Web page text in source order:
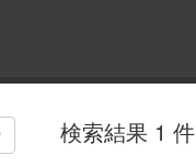
検索結果 1 件